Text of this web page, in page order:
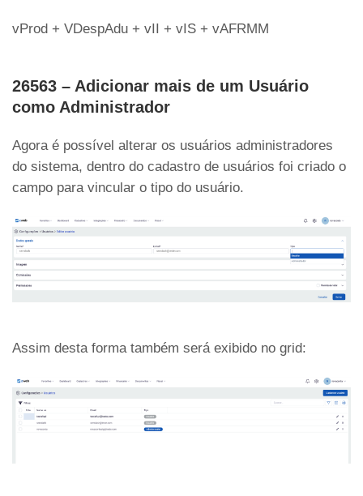
vProd + VDespAdu + vII + vIS + vAFRMM
26563 – Adicionar mais de um Usuário
como Administrador
Agora é possível alterar os usuários administradores
do sistema, dentro do cadastro de usuários foi criado o
campo para vincular o tipo do usuário.
Assim desta forma também será exibido no grid: